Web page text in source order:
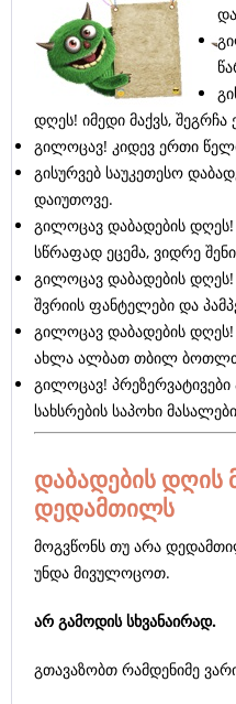
დღეს! იმედი მაქვს,
გილოცავ! კიდევ ერთი
გისურვებ საუკეთესო
დაიუთოვე.
გილოცავ დაბადების
სწრაფად ეცემა, ვიდრე
გილოცავ დაბადების
შვრიის ფანტელები და
გილოცავ დაბადების დღეს!
ახლა ალბათ თბილ
გილოცავ!
სახსრების საპოხი
დაბადების დღის
დედამთილს
მოგვწონს თუ არა
უნდა მივულოცოთ.
არ გამოდის სხვანაირად.
გთავაზობთ რამდენიმე